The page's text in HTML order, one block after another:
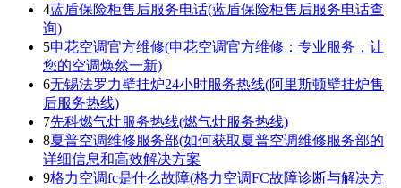
4蓝盾保险柜售后服务电话(蓝盾保险柜售后服务电话查
询)
5申花空调官方维修(申花空调官方维修：专业服务，让
您的空调焕然一新)
6无锡法罗力壁挂炉24小时服务热线(阿里斯顿壁挂炉售
后服务热线)
7先科燃气灶服务热线(燃气灶服务热线)
8夏普空调维修服务部(如何获取夏普空调维修服务部的
详细信息和高效解决方案
9格力空调fc是什么故障(格力空调FC故障诊断与解决方